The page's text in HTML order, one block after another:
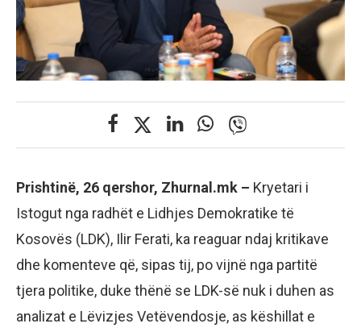
Prishtinë, 26 qershor, Zhurnal.mk – Kryetari i
Istogut nga radhët e Lidhjes Demokratike të
Kosovës (LDK), Ilir Ferati, ka reaguar ndaj kritikave
dhe komenteve që, sipas tij, po vijnë nga partitë
tjera politike, duke thënë se LDK-së nuk i duhen as
analizat e Lëvizjes Vetëvendosje, as këshillat e